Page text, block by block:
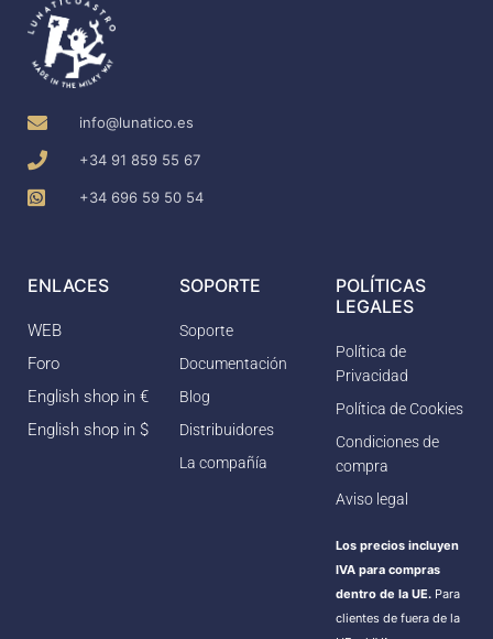
info@lunatico.es
+34 91 859 55 67
+34 696 59 50 54
ENLACES
WEB
Foro
English shop in €
English shop in $
SOPORTE
Soporte
Documentación
Blog
Distribuidores
La compañía
POLÍTICAS
LEGALES
Política de
Privacidad
Política de Cookies
Condiciones de
compra
Aviso legal
Los precios incluyen
IVA para compras
dentro de la UE. Para
clientes de fuera de la